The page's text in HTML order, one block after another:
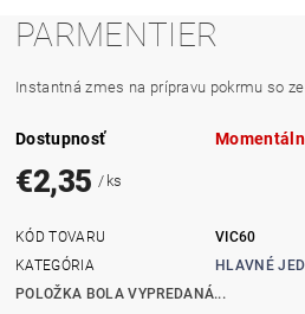
PARMENTIER
Instantná zmes na prípravu pokrmu so
Dostupnosť
€2,35/ ks
KÓD TOVARU
VIC60
KATEGÓRIA
HLAVNÉ
POLOŽKA BOLA VYPREDANÁ...